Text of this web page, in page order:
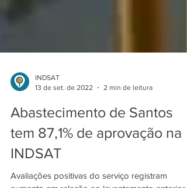
INDSAT
13 de set. de 2022
2 min de leitura
Abastecimento de Santos
tem 87,1% de aprovação na